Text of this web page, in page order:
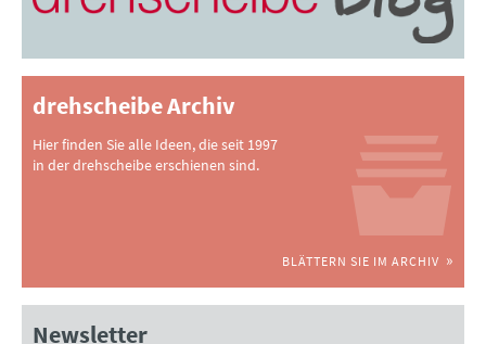
drehscheibe Archiv
Hier finden Sie alle Ideen, die seit 1997
in der drehscheibe erschienen sind.
BLÄTTERN SIE IM ARCHIV
Newsletter